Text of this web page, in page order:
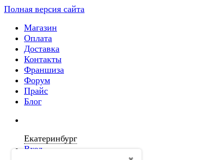
Полная версия сайта
Магазин
Оплата
Доставка
Контакты
Франшиза
Форум
Прайс
Блог
Екатеринбург
Вход